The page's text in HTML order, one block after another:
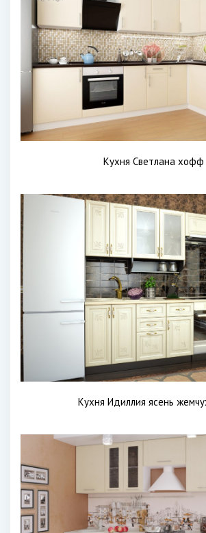
Кухня Светлана хофф
Кухня Идиллия ясень